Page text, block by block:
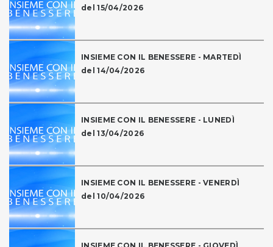
del 15/04/2026
INSIEME CON IL BENESSERE - MARTEDÌ
del 14/04/2026
INSIEME CON IL BENESSERE - LUNEDÌ
del 13/04/2026
INSIEME CON IL BENESSERE - VENERDÌ
del 10/04/2026